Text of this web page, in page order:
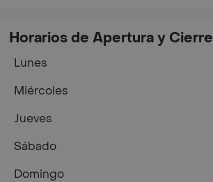
Horarios de Apertura y Cierre
Lunes
Miércoles
Jueves
Sábado
Domingo